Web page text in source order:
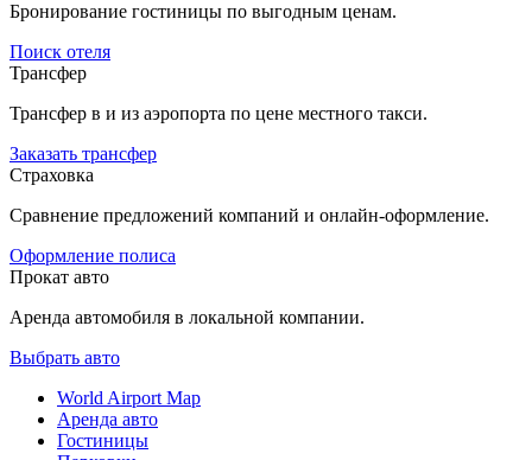
Бронирование гостиницы по выгодным ценам.
Поиск отеля
Трансфер
Трансфер в и из аэропорта по цене местного такси.
Заказать трансфер
Страховка
Сравнение предложений компаний и онлайн-оформление.
Оформление полиса
Прокат авто
Аренда автомобиля в локальной компании.
Выбрать авто
World Airport Map
Аренда авто
Гостиницы